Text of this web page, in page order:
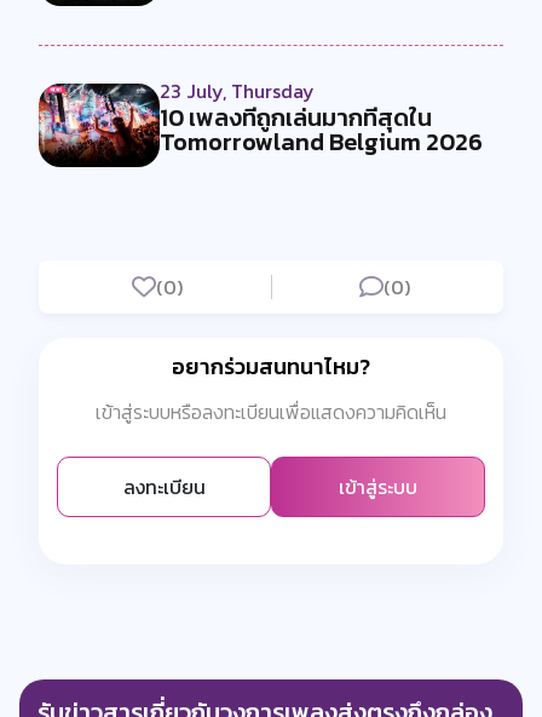
23 July, Thursday
10 เพลงที่ถูกเล่นมากที่สุดใน
Tomorrowland Belgium 2026
(0) (0)
อยากร่วมสนทนาไหม?
เข้าสู่ระบบหรือลงทะเบียนเพื่อแสดงความคิดเห็น
ลงทะเบียน เข้าสู่ระบบ